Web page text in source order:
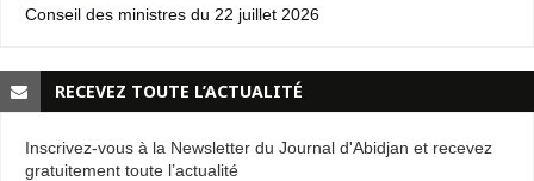
Conseil des ministres du 22 juillet 2026
RECEVEZ TOUTE L’ACTUALITÉ
Inscrivez-vous à la Newsletter du Journal d'Abidjan et recevez
gratuitement toute l’actualité